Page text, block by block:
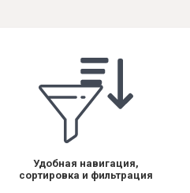
Удобная навигация,
сортировка и фильтрация